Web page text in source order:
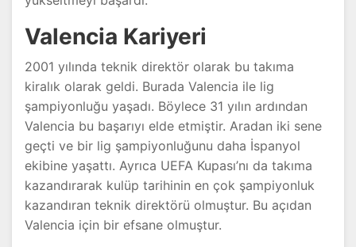
Valencia Kariyeri
2001 yılında teknik direktör olarak bu takıma
kiralık olarak geldi. Burada Valencia ile lig
şampiyonluğu yaşadı. Böylece 31 yılın ardından
Valencia bu başarıyı elde etmiştir. Aradan iki sene
geçti ve bir lig şampiyonluğunu daha İspanyol
ekibine yaşattı. Ayrıca UEFA Kupası’nı da takıma
kazandırarak kulüp tarihinin en çok şampiyonluk
kazandıran teknik direktörü olmuştur. Bu açıdan
Valencia için bir efsane olmuştur.